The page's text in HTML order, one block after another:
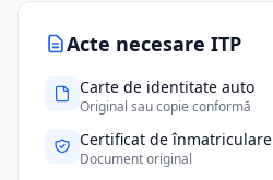
Acte necesare ITP
Carte de identitate auto
Original sau copie conformă
Certificat de înmatriculare
Document original